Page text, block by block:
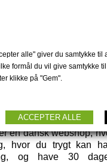
Dot & Doodle's.
bambus strømper og
dansk webshop med
fragt og 30 dages
en dansk webshop,
hvor du trygt kan
og have 30
alle" giver du samtykke til
formål du vil give samtykke
klikke på "Gem".
ACCEPTER ALLE